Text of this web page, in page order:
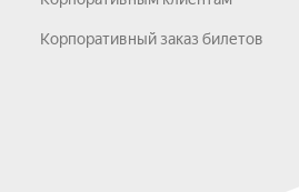
Корпоративный заказ билетов